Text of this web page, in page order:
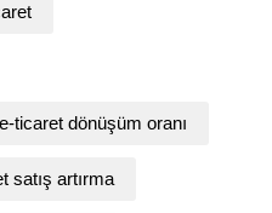
e-ticaret dönüşüm oranı
satış artırma